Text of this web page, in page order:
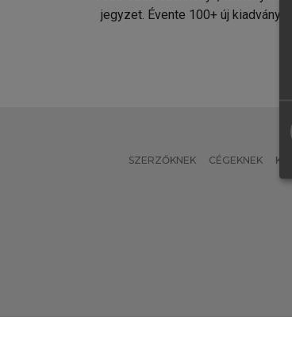
jegyzet. Évente 100+ új kiadvány.
SZERZŐKNEK CÉGEKNEK